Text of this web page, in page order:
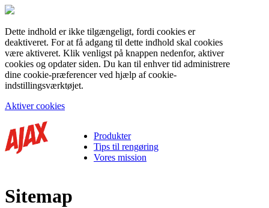
Dette indhold er ikke tilgængeligt, fordi cookies er
deaktiveret. For at få adgang til dette indhold skal cookies
være aktiveret. Klik venligst på knappen nedenfor, aktiver
cookies og opdater siden. Du kan til enhver tid administrere
dine cookie-præferencer ved hjælp af cookie-
indstillingsværktøjet.
Aktiver cookies
Produkter
Tips til rengøring
Vores mission
Sitemap